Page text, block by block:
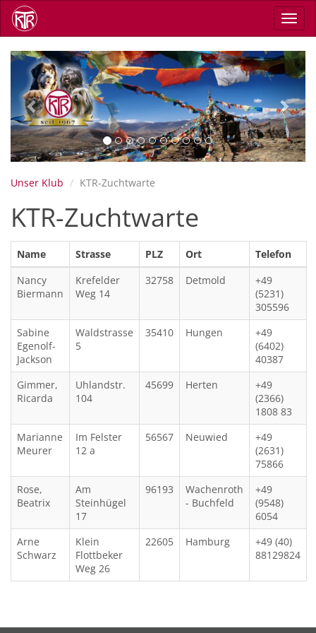
Skip
main
Previous Next
Unser Klub KTR-Zuchtwarte
KTR-Zuchtwarte
Name Strasse PLZ Ort
Telefon
Nancy
Biermann
Krefelder
Weg 14
32758 Detmold
+49
(5231)
305596
Sabine
Egenolf-
Jackson
Waldstrasse
5
35410 Hungen
+49
(6402)
40387
Gimmer,
Ricarda
Uhlandstr.
104
45699 Herten
+49
(2366)
1808 83
Marianne
Meurer
Im Felster
12 a
56567 Neuwied
+49
(2631)
75866
Rose,
Beatrix
Am
Steinhügel
17
96193
Wachenroth
- Buchfeld
+49
(9548)
6054
Arne
Schwarz
Klein
Flottbeker
Weg 26
22605 Hamburg
+49 (40)
88129824